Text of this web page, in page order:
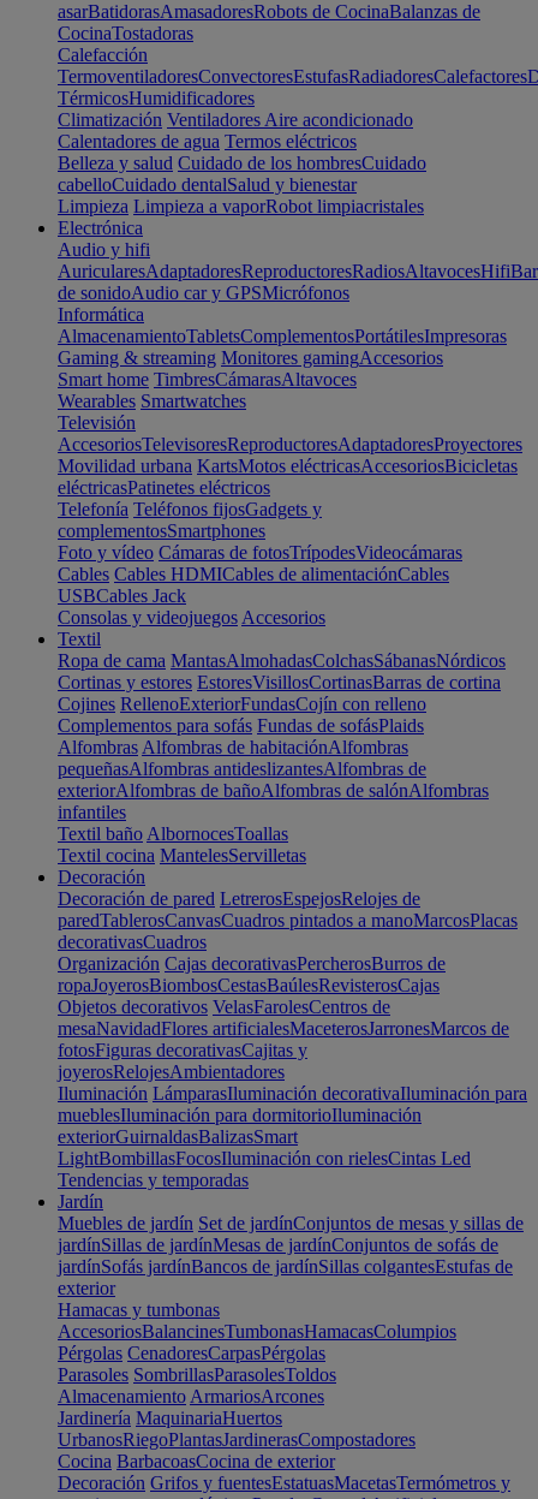
asarBatidorasAmasadoresRobots de CocinaBalanzas de
CocinaTostadoras
Calefacción
TermoventiladoresConvectoresEstufasRadiadoresCalefactores
TérmicosHumidificadores
Climatización Ventiladores Aire acondicionado
Calentadores de agua Termos eléctricos
Belleza y salud Cuidado de los hombresCuidado
cabelloCuidado dentalSalud y bienestar
Limpieza Limpieza a vaporRobot limpiacristales
Electrónica
Audio y hifi
AuricularesAdaptadoresReproductoresRadiosAltavocesHifi
de sonidoAudio car y GPSMicrófonos
Informática
AlmacenamientoTabletsComplementosPortátilesImpresoras
Gaming & streaming Monitores gamingAccesorios
Smart home TimbresCámarasAltavoces
Wearables Smartwatches
Televisión
AccesoriosTelevisoresReproductoresAdaptadoresProyectores
Movilidad urbana KartsMotos eléctricasAccesoriosBicicletas
eléctricasPatinetes eléctricos
Telefonía Teléfonos fijosGadgets y
complementosSmartphones
Foto y vídeo Cámaras de fotosTrípodesVideocámaras
Cables Cables HDMICables de alimentaciónCables
USBCables Jack
Consolas y videojuegos Accesorios
Textil
Ropa de cama MantasAlmohadasColchasSábanasNórdicos
Cortinas y estores EstoresVisillosCortinasBarras de cortina
Cojines RellenoExteriorFundasCojín con relleno
Complementos para sofás Fundas de sofásPlaids
Alfombras Alfombras de habitaciónAlfombras
pequeñasAlfombras antideslizantesAlfombras de
exteriorAlfombras de bañoAlfombras de salónAlfombras
infantiles
Textil baño AlbornocesToallas
Textil cocina MantelesServilletas
Decoración
Decoración de pared LetrerosEspejosRelojes de
paredTablerosCanvasCuadros pintados a manoMarcosPlacas
decorativasCuadros
Organización Cajas decorativasPercherosBurros de
ropaJoyerosBiombosCestasBaúlesRevisterosCajas
Objetos decorativos VelasFarolesCentros de
mesaNavidadFlores artificialesMaceterosJarronesMarcos de
fotosFiguras decorativasCajitas y
joyerosRelojesAmbientadores
Iluminación LámparasIluminación decorativaIluminación para
mueblesIluminación para dormitorioIluminación
exteriorGuirnaldasBalizasSmart
LightBombillasFocosIluminación con rielesCintas Led
Tendencias y temporadas
Jardín
Muebles de jardín Set de jardínConjuntos de mesas y sillas de
jardínSillas de jardínMesas de jardínConjuntos de sofás de
jardínSofás jardínBancos de jardínSillas colgantesEstufas de
exterior
Hamacas y tumbonas
AccesoriosBalancinesTumbonasHamacasColumpios
Pérgolas CenadoresCarpasPérgolas
Parasoles SombrillasParasolesToldos
Almacenamiento ArmariosArcones
Jardinería MaquinariaHuertos
UrbanosRiegoPlantasJardinerasCompostadores
Cocina BarbacoasCocina de exterior
Decoración Grifos y fuentesEstatuasMacetasTermómetros y